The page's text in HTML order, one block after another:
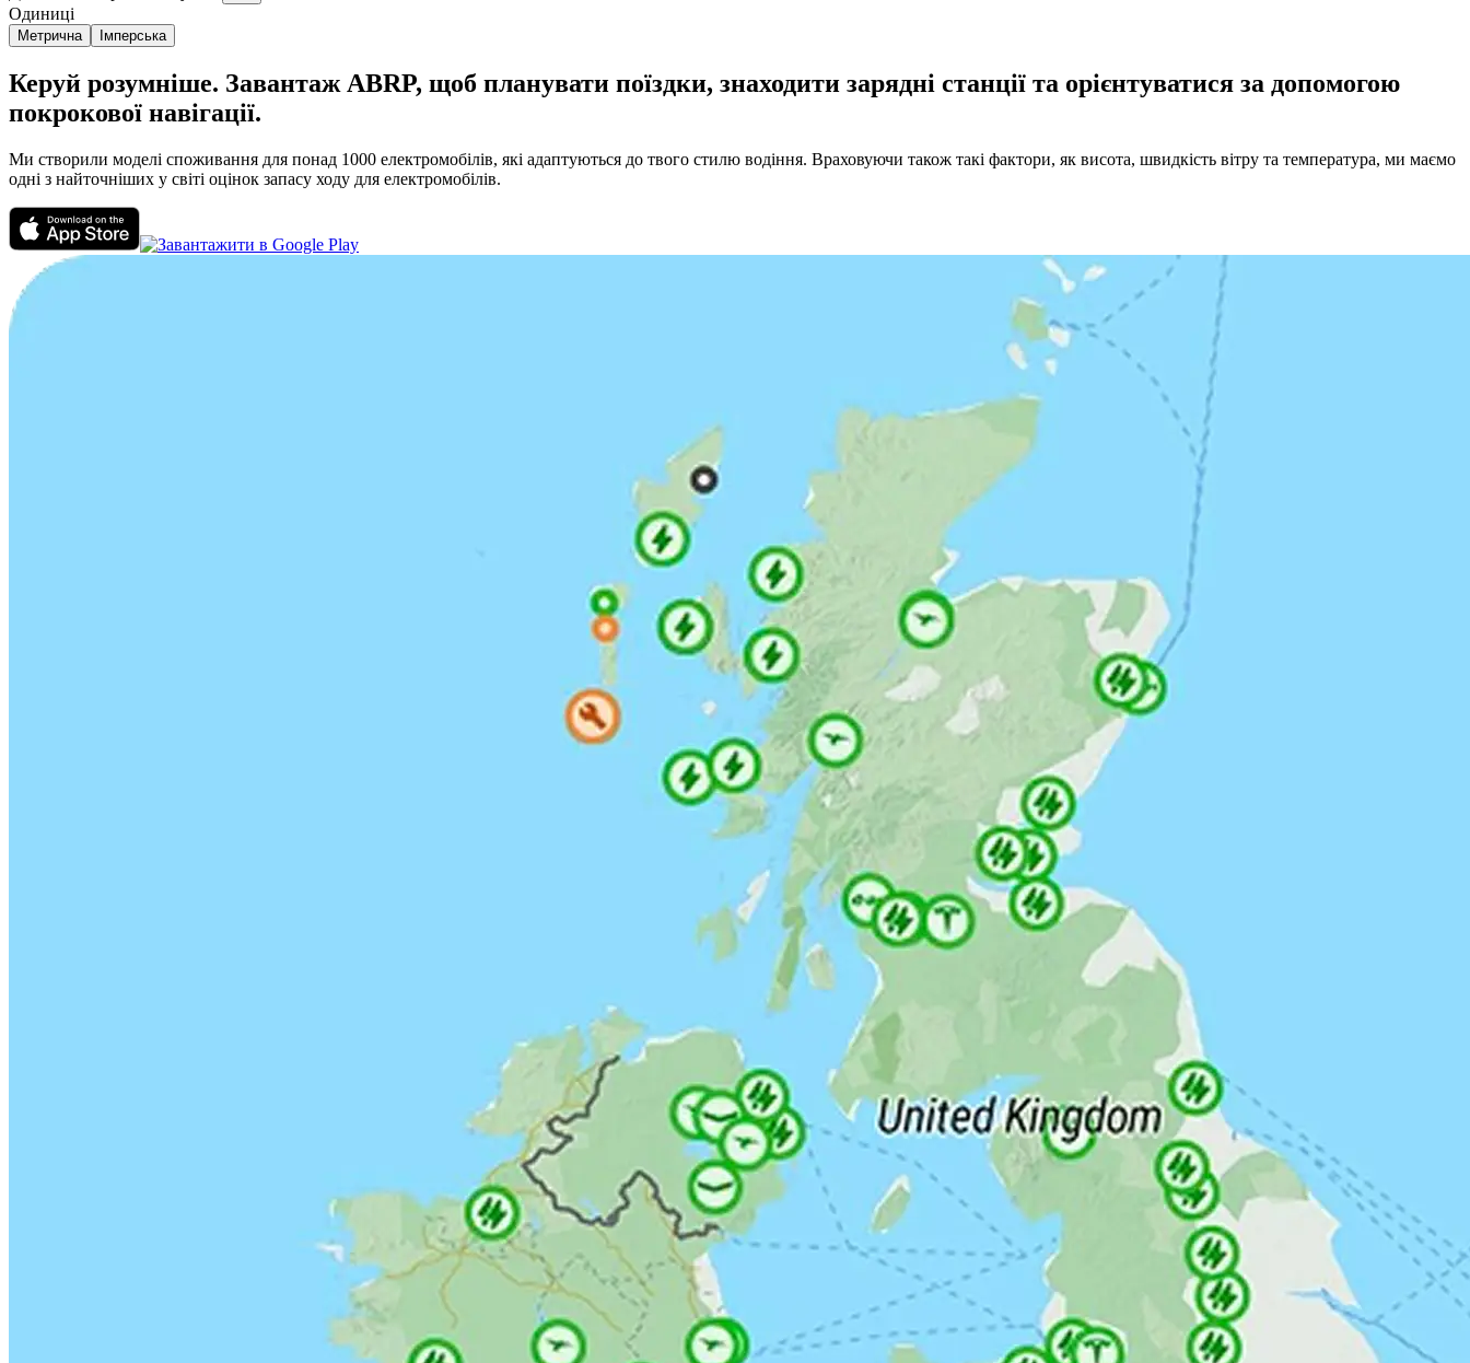
Одиниці
Метрична Імперська
Керуй розумніше. Завантаж ABRP, щоб планувати поїздки, знаходити зарядні станції та орієнтуватися за допомогою
покрокової навігації.
Ми створили моделі споживання для понад 1000 електромобілів, які адаптуються до твого стилю водіння. Враховуючи також такі фактори, як висота, швидкість вітру та температура, ми маємо
одні з найточніших у світі оцінок запасу ходу для електромобілів.